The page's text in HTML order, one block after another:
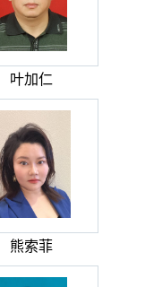
叶加仁
熊索菲